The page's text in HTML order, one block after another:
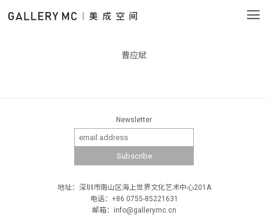
曹应斌
Newsletter
地址：深圳市南山区海上世界文化艺术中心201A
电话：+86 0755-85221631
邮箱：info@gallerymc.cn